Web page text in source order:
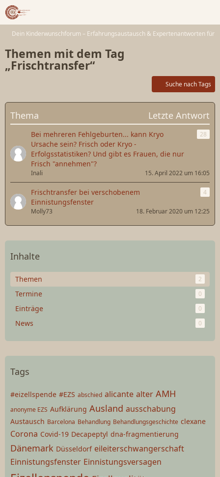
Dein Kinderwunschforum – Erfahrungsaustausch & Expertenantworten für
Themen mit dem Tag
„Frischtransfer“
Suche nach Tags
Thema Letzte Antwort
Bei mehreren Fehlgeburten... kann Kryo
Ursache sein? Frisch oder Kryo -
Erfolgsstatistiken? Und gibt es Frauen, die nur
Frisch "annehmen"?
28
Inali 15. April 2022 um 16:05
Frischtransfer bei verschobenem
Einnistungsfenster
4
Molly73 18. Februar 2020 um 12:25
Inhalte
Themen 2
Termine 0
Einträge 0
News 0
Tags
#eizellspende #EZS abschied alicante alter AMH
anonyme EZS Aufklärung Ausland ausschabung
Austausch Barcelona Behandlung Behandlungsgeschichte clexane
Corona Covid-19 Decapeptyl dna-fragmentierung
Dänemark Düsseldorf eileiterschwangerschaft
Einnistungsfenster Einnistungsversagen